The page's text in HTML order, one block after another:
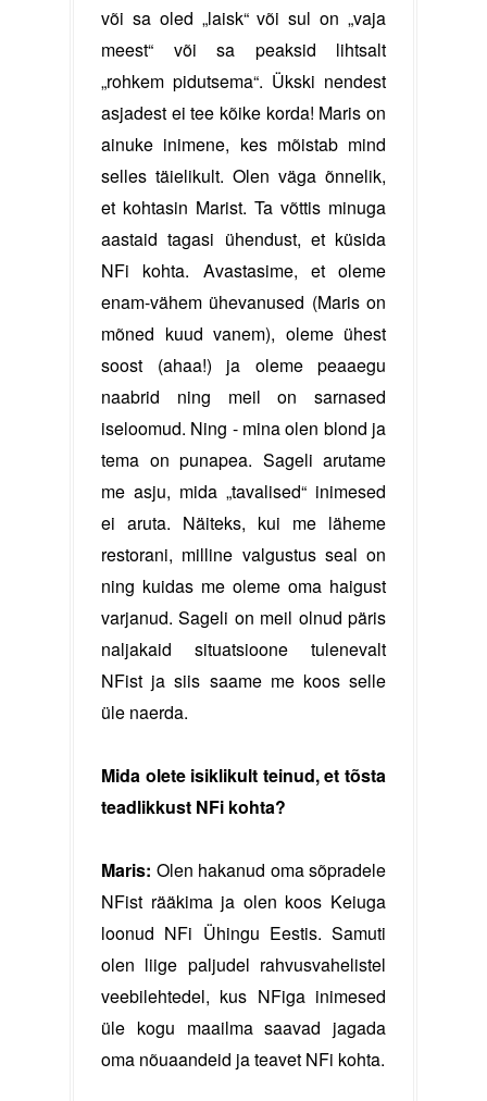
või sa oled „laisk“ või sul on „vaja
meest“ või sa peaksid lihtsalt
„rohkem pidutsema“. Ükski nendest
asjadest ei tee kõike korda! Maris on
ainuke inimene, kes mõistab mind
selles täielikult. Olen väga õnnelik,
et kohtasin Marist. Ta võttis minuga
aastaid tagasi ühendust, et küsida
NFi kohta. Avastasime, et oleme
enam-vähem ühevanused (Maris on
mõned kuud vanem), oleme ühest
soost (ahaa!) ja oleme peaaegu
naabrid ning meil on sarnased
iseloomud. Ning - mina olen blond ja
tema on punapea. Sageli arutame
me asju, mida „tavalised“ inimesed
ei aruta. Näiteks, kui me läheme
restorani, milline valgustus seal on
ning kuidas me oleme oma haigust
varjanud. Sageli on meil olnud päris
naljakaid situatsioone tulenevalt
NFist ja siis saame me koos selle
üle naerda.
Mida olete isiklikult teinud, et tõsta
teadlikkust NFi kohta?
Maris: Olen hakanud oma sõpradele
NFist rääkima ja olen koos Keiuga
loonud NFi Ühingu Eestis. Samuti
olen liige paljudel rahvusvahelistel
veebilehtedel, kus NFiga inimesed
üle kogu maailma saavad jagada
oma nõuaandeid ja teavet NFi kohta.